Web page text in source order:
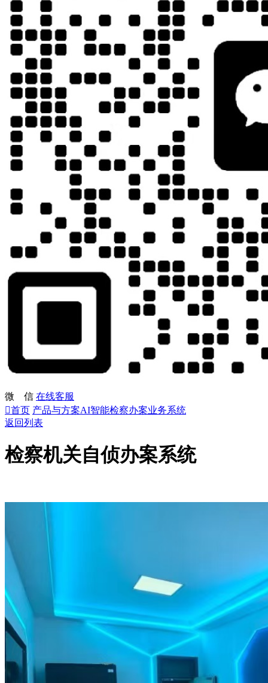
微 信 在线客服
首页 产品与方案AI智能检察办案业务系统
返回列表
检察机关自侦办案系统